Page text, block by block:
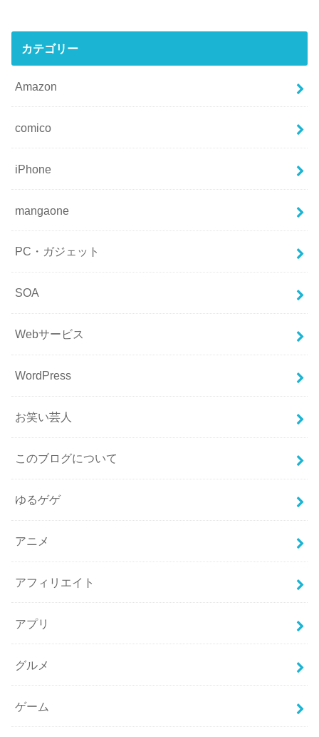
カテゴリー
Amazon
comico
iPhone
mangaone
PC・ガジェット
SOA
Webサービス
WordPress
お笑い芸人
このブログについて
ゆるゲゲ
アニメ
アフィリエイト
アプリ
グルメ
ゲーム